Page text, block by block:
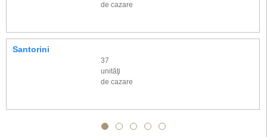
de cazare
Santorini
37
unităţi
de cazare